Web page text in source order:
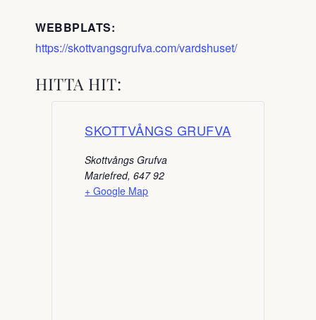
WEBBPLATS:
https://skottvangsgrufva.com/vardshuset/
HITTA HIT:
SKOTTVÅNGS GRUFVA
Skottvångs Grufva
Mariefred, 647 92
+ Google Map